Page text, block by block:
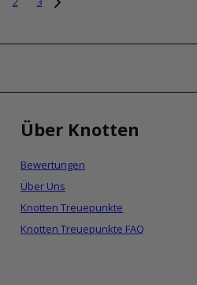
Über Knotten
Bewertungen
Über Uns
Knotten Treuepunkte
Knotten Treuepunkte FAQ